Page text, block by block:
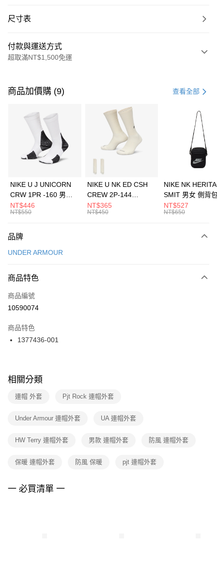
尺寸表
付款與運送方式
超取滿NT$1,500免運
信用卡一次付款
3 期 0 利率 每期 21家銀行
合作金庫商業銀行
第一商業銀行
華南商業銀行
彰化商業銀行
上海商業儲蓄銀行
元大商業銀行
台灣樂天信用卡公司
Apple Pay
全盈+PAY
AFTEE先享後付
【關於「AFTEE先享後付」】
便利好安心！
３．安心：先確認商品／服務後，再付款。
【「AFTEE先享後付」結帳流程】
１．於結帳方式選擇「AFTEE先享後付」後，將跳轉至「AFTEE先享後付」
２．訂單成立數日內，您將收到繳費通知簡訊。
３．收到繳費通知簡訊後14天內，點擊此簡訊中的連結，可透過四大超商／
ATM／網路銀行／等多元方式進行付款，方視為交易完成。
※ 交易是否成功請以「AFTEE先享後付 」之結帳頁面顯示為準，若有關於
是否繳費成功／繳費後需取消欲退款等相關疑問，請聯繫「AFTEE先享後付
客戶支援中心」
https://netprotections.freshdesk.com/support/home
１．透過由恩沛科技股份有限公司提供之「AFTEE先享後付」服務完成之交
權轉讓予恩沛科技股份有限公司。
３．未成年的使用者請事先徵得法定代理人或監護人之同意方可使用
４．使用「AFTEE先享後付」時，將依據個別帳號之用戶狀況，依本公司即
運送方式
每筆NT$100，滿NT$1,500(含以上)免運費
宅配
每筆NT$100，滿NT$1,500(含以上)免運費
付款後門市自取
每筆NT$100，滿NT$1,500(含以上)免運費
商品加價購 (9) 查看全部
NIKE U J UNICORN
CRW 1PR -160 男女
中統襪 FZ3393100
NT$446
NT$550
NIKE U NK ED CSH
CREW 2P-144
EMBRDY 男女 短統襪
FZ3073133
NT$365
NT$450
NIKE NK
SMIT 男女 側背
BA5871010
NT$527
NT$650
品牌
UNDER ARMOUR
商品特色
商品編號
10590074
商品特色
1377436-001
相關分類
連帽 外套 Pjt Rock 連帽外套
Under Armour 連帽外套 UA 連帽外套
HW Terry 連帽外套 男款 連帽外套 防風 連帽外套
保暖 連帽外套 防風 保暖 pjt 連帽外套
一 必買清單 一